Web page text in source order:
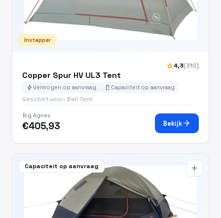
Instapper
star4,3(310)
Copper Spur HV UL3 Tent
boltVermogen op aanvraag battery_charging_full Capaciteit op aanvraag
Geschikt voor: Bell Tent
Big Agnes
€405,93 Bekijkarrow_forward
Capaciteit op aanvraag add